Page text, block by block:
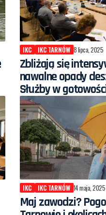
IKC IKC TARNÓW 8 lipca, 2025
Zbliżają się
nawalne opady
Służby w
IKC IKC TARNÓW 14 maja, 2025
Maj zawodzi?